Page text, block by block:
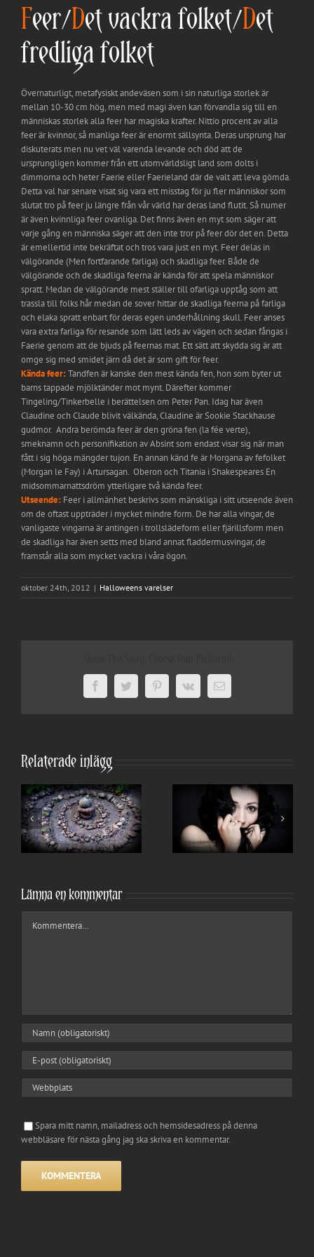
Feer/Det vackra folket/Det
fredliga folket
Övernaturligt, metafysiskt andeväsen som i sin naturliga storlek är
mellan 10-30 cm hög, men med magi även kan förvandla sig till en
människas storlek alla feer har magiska krafter. Nittio procent av alla
feer är kvinnor, så manliga feer är enormt sällsynta. Deras ursprung har
diskuterats men nu vet väl varenda levande och död att de
ursprungligen kommer från ett utomvärldsligt land som dolts i
dimmorna och heter Faerie eller Faerieland där de valt att leva gömda.
Detta val har senare visat sig vara ett misstag för ju fler människor som
slutat tro på feer ju längre från vår värld har deras land flutit. Så numer
är även kvinnliga feer ovanliga. Det finns även en myt som säger att
varje gång en människa säger att den inte tror på feer dör det en. Detta
är emellertid inte bekräftat och tros vara just en myt. Feer delas in
välgörande (Men fortfarande farliga) och skadliga feer. Både de
välgörande och de skadliga feerna är kända för att spela människor
spratt. Medan de välgörande mest ställer till ofarliga upptåg som att
trassla till folks hår medan de sover hittar de skadliga feerna på farliga
och elaka spratt enbart för deras egen underhållning skull. Feer anses
vara extra farliga för resande som lätt leds av vägen och sedan fångas i
Faerie genom att de bjuds på feernas mat. Ett sätt att skydda sig är att
omge sig med smidet järn då det är som gift för feer.
Kända feer:Tandfen är kanske den mest kända fen, hon som byter ut
barns tappade mjölktänder mot mynt. Därefter kommer
Tingeling/Tinkerbelle i berättelsen om Peter Pan. Idag har även
Claudine och Claude blivit välkända, Claudine är Sookie Stackhause
gudmor. Andra berömda feer är den gröna fen (la fée verte),
smeknamn och personifikation av Absint som endast visar sig när man
fått i sig höga mängder tujon. En annan känd fe är Morgana av fefolket
(Morgan le Fay) i Artursagan. Oberon och Titania i Shakespeares En
midsommarnattsdröm ytterligare två kända feer.
Utseende: Feer i allmänhet beskrivs som mänskliga i sitt utseende även
om de oftast uppträder i mycket mindre form. De har alla vingar, de
vanligaste vingarna är antingen i trollslädeform eller fjärillsform men
de skadliga har även setts med bland annat fladdermusvingar, de
framstår alla som mycket vackra i våra ögon.
oktober 24th, 2012 | Halloweens varelser
FacebookTwitterPinterest
Vk
E-
Relaterade inlägg
Lämna en kommentar
Spara mitt namn, mailadress och hemsidesadress på denna
webbläsare för nästa gång jag ska skriva en kommentar.